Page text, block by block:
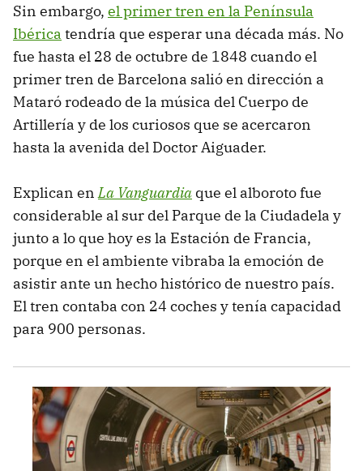
Sin embargo, el primer tren en la Península
Ibérica tendría que esperar una década más. No
fue hasta el 28 de octubre de 1848 cuando el
primer tren de Barcelona salió en dirección a
Mataró rodeado de la música del Cuerpo de
Artillería y de los curiosos que se acercaron
hasta la avenida del Doctor Aiguader.
Explican enLa Vanguardia que el alboroto fue
considerable al sur del Parque de la Ciudadela y
junto a lo que hoy es la Estación de Francia,
porque en el ambiente vibraba la emoción de
asistir ante un hecho histórico de nuestro país.
El tren contaba con 24 coches y tenía capacidad
para 900 personas.